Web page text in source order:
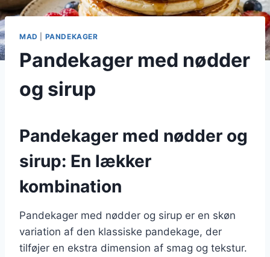
MAD PANDEKAGER
Pandekager med nødder
og sirup
Pandekager med nødder og
sirup: En lækker
kombination
Pandekager med nødder og sirup er en skøn
variation af den klassiske pandekage, der
tilføjer en ekstra dimension af smag og tekstur.